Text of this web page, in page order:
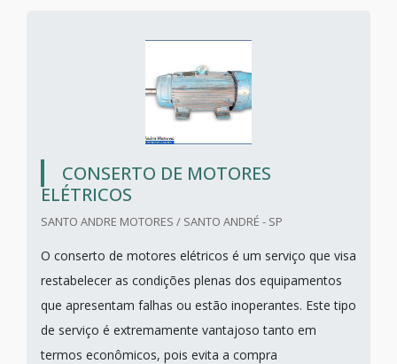
CONSERTO DE MOTORES
ELÉTRICOS
SANTO ANDRE MOTORES / SANTO ANDRÉ - SP
O conserto de motores elétricos é um serviço que visa
restabelecer as condições plenas dos equipamentos
que apresentam falhas ou estão inoperantes. Este tipo
de serviço é extremamente vantajoso tanto em
termos econômicos, pois evita a compra